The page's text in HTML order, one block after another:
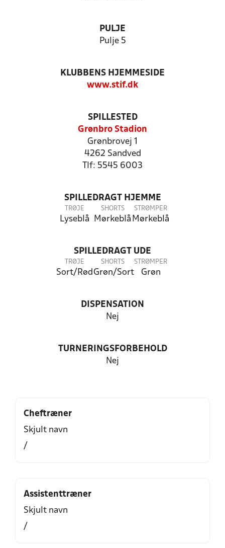
PULJE
Pulje 5
KLUBBENS HJEMMESIDE
www.stif.dk
SPILLESTED
Grønbro Stadion
Grønbrovej 1
4262 Sandved
Tlf: 5545 6003
SPILLEDRAGT HJEMME
TRØJE
Lyseblå
SHORTS
Mørkeblå
STRØMPER
Mørkeblå
SPILLEDRAGT UDE
TRØJE
Sort/Rød
SHORTS
Grøn/Sort
STRØMPER
Grøn
DISPENSATION
Nej
TURNERINGSFORBEHOLD
Nej
Cheftræner
Skjult navn
/
Assistenttræner
Skjult navn
/